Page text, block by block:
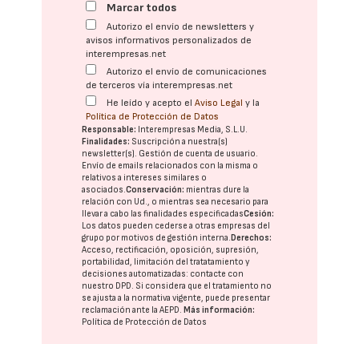
Marcar todos
Autorizo el envío de newsletters y
avisos informativos personalizados de
interempresas.net
Autorizo el envío de comunicaciones
de terceros vía interempresas.net
He leído y acepto elAviso Legal y la
Política de Protección de Datos
Responsable: Interempresas Media, S.L.U.
Finalidades: Suscripción a nuestra(s)
newsletter(s). Gestión de cuenta de usuario.
Envío de emails relacionados con la misma o
relativos a intereses similares o
asociados.Conservación: mientras dure la
relación con Ud., o mientras sea necesario para
llevar a cabo las finalidades especificadasCesión:
Los datos pueden cederse a otras empresas del
grupo por motivos de gestión interna. Derechos:
Acceso, rectificación, oposición, supresión,
portabilidad, limitación del tratatamiento y
decisiones automatizadas: contacte con
nuestro DPD. Si considera que el tratamiento no
se ajusta a la normativa vigente, puede presentar
reclamación ante laAEPD. Más información:
Política de Protección de Datos